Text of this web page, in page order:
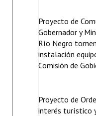
Proyecto de
Gobernador y
Río Negro
instalación
Comisión de
Proyecto de
interés turístico